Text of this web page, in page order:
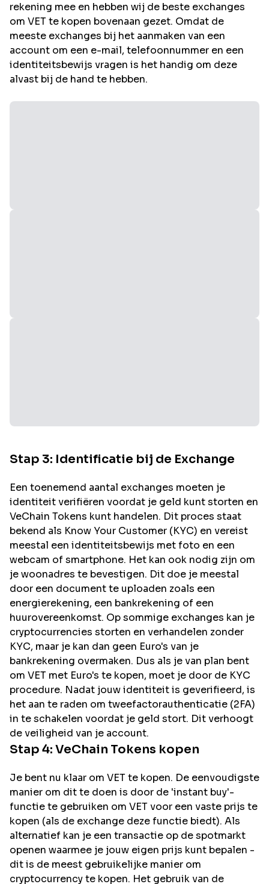
rekening mee en hebben wij de beste exchanges
om VETte kopen bovenaan gezet. Omdat de
meeste exchanges bij het aanmaken van een
account om een e-mail, telefoonnummer en een
identiteitsbewijs vragen is het handig om deze
alvast bij de hand te hebben.
Stap 3: Identificatie bij de Exchange
Een toenemend aantal exchanges moeten je
identiteit verifiëren voordat je geld kunt storten en
VeChain Tokens kunt handelen. Dit proces staat
bekend als Know Your Customer (KYC) en vereist
meestal een identiteitsbewijs met foto en een
webcam of smartphone. Het kan ook nodig zijn om
je woonadres te bevestigen. Dit doe je meestal
door een document te uploaden zoals een
energierekening, een bankrekening of een
huurovereenkomst. Op sommige exchanges kan je
cryptocurrencies storten en verhandelen zonder
KYC, maar je kan dan geen Euro's van je
bankrekening overmaken. Dus als je van plan bent
om VET met Euro's te kopen, moet je door de KYC
procedure. Nadat jouw identiteit is geverifieerd, is
het aan te raden om tweefactorauthenticatie (2FA)
in te schakelen voordat je geld stort. Dit verhoogt
de veiligheid van je account.
Stap 4: VeChain Tokens kopen
Je bent nu klaar om VET te kopen. De eenvoudigste
manier om dit te doen is door de 'instant buy'-
functie te gebruiken om VET voor een vaste prijs te
kopen (als de exchange deze functie biedt). Als
alternatief kan je een transactie op de spotmarkt
openen waarmee je jouw eigen prijs kunt bepalen -
dit is de meest gebruikelijke manier om
cryptocurrency te kopen. Het gebruik van de